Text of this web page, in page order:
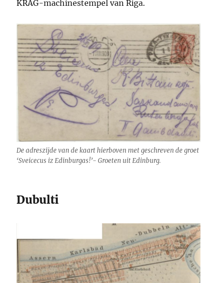
KRAG-machinestempel van Riga.
De adreszijde van de kaart hierboven met geschreven de groet
‘Sveicecus iz Edinburgas!’- Groeten uit Edinburg.
Dubulti